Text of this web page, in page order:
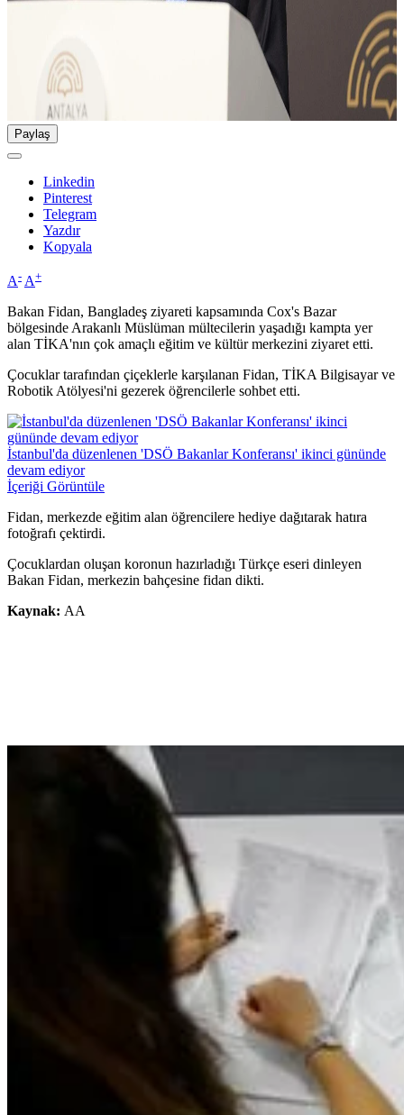
Paylaş
Linkedin
Pinterest
Telegram
Yazdır
Kopyala
A- A+
Bakan Fidan, Bangladeş ziyareti kapsamında Cox's Bazar
bölgesinde Arakanlı Müslüman mültecilerin yaşadığı kampta yer
alan TİKA'nın çok amaçlı eğitim ve kültür merkezini ziyaret etti.
Çocuklar tarafından çiçeklerle karşılanan Fidan, TİKA Bilgisayar ve
Robotik Atölyesi'ni gezerek öğrencilerle sohbet etti.
İstanbul'da düzenlenen 'DSÖ Bakanlar Konferansı' ikinci gününde
devam ediyor
İçeriği Görüntüle
Fidan, merkezde eğitim alan öğrencilere hediye dağıtarak hatıra
fotoğrafı çektirdi.
Çocuklardan oluşan koronun hazırladığı Türkçe eseri dinleyen
Bakan Fidan, merkezin bahçesine fidan dikti.
Kaynak: AA